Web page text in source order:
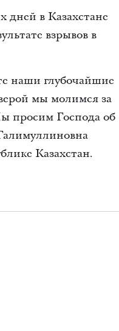
в Казахстане
взрывов в
наши глубочайшие
мы молимся за
просим Господа об
Казахстан.